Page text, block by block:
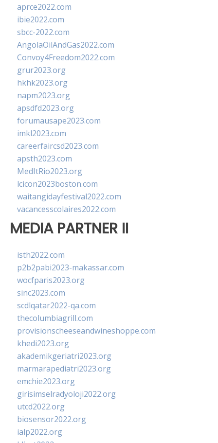
aprce2022.com
ibie2022.com
sbcc-2022.com
AngolaOilAndGas2022.com
Convoy4Freedom2022.com
grur2023.org
hkhk2023.org
napm2023.org
apsdfd2023.org
forumausape2023.com
imkl2023.com
careerfaircsd2023.com
apsth2023.com
MedItRio2023.org
lcicon2023boston.com
waitangidayfestival2022.com
vacancesscolaires2022.com
MEDIA PARTNER II
isth2022.com
p2b2pabi2023-makassar.com
wocfparis2023.org
sinc2023.com
scdlqatar2022-qa.com
thecolumbiagrill.com
provisionscheeseandwineshoppe.com
khedi2023.org
akademikgeriatri2023.org
marmarapediatri2023.org
emchie2023.org
girisimselradyoloji2022.org
utcd2022.org
biosensor2022.org
ialp2022.org